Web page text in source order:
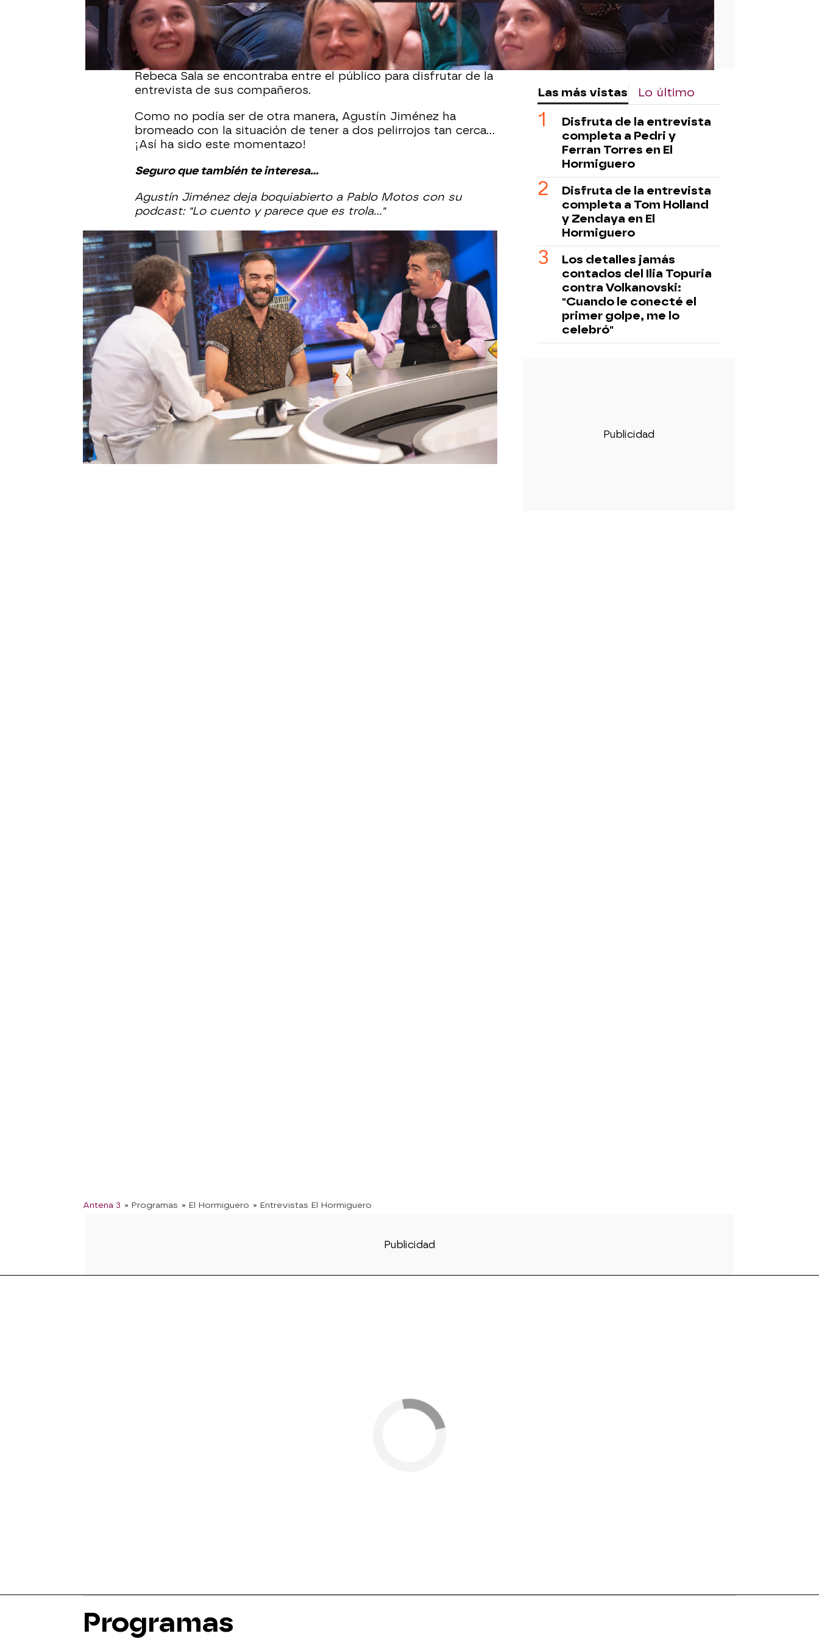
acudido al programa de Pablo Motos para presentar 'Un Oscar
para Óscar', su última obra de teatro.
De hecho, tal es la influencia de esta obra, que incluso han
recibido la inesperada visita de una compañera de trabajo.
Rebeca Sala se encontraba entre el público para disfrutar de la
entrevista de sus compañeros.
Como no podía ser de otra manera, Agustín Jiménez ha
bromeado con la situación de tener a dos pelirrojos tan cerca...
¡Así ha sido este momentazo!
Seguro que también te interesa...
Agustín Jiménez deja boquiabierto a Pablo Motos con su
podcast: "Lo cuento y parece que es trola..."
Jon Plazaola Agustín Jiménez
Antena 3 » Programas » El Hormiguero » Entrevistas El Hormiguero
Las más vistas Lo último
Disfruta de la entrevista
completa a Pedri y
Ferran Torres en El
Hormiguero
Disfruta de la entrevista
completa a Tom Holland
y Zendaya en El
Hormiguero
Los detalles jamás
contados del Ilia Topuria
contra Volkanovski:
"Cuando le conecté el
primer golpe, me lo
celebró"
Programas